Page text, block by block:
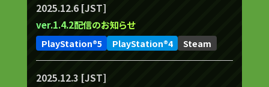
2025.12.6 [JST]
ver.1.4.2配信のお知らせ
PlayStation®5 PlayStation®4 Steam
2025.12.3 [JST]